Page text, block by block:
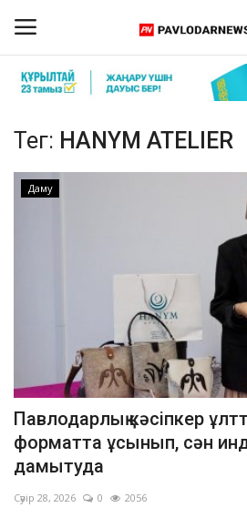
Тіркелу
Спорт
ОЙЫН-САУЫҚ
Тег: HANYM ATELIER
Даму
Павлодарлық кәсіпкер
форматта ұсынып, сән
дамытуда
Сәуір 28, 2026 0 2056